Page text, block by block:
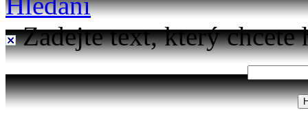
Zadejte text, který chcete